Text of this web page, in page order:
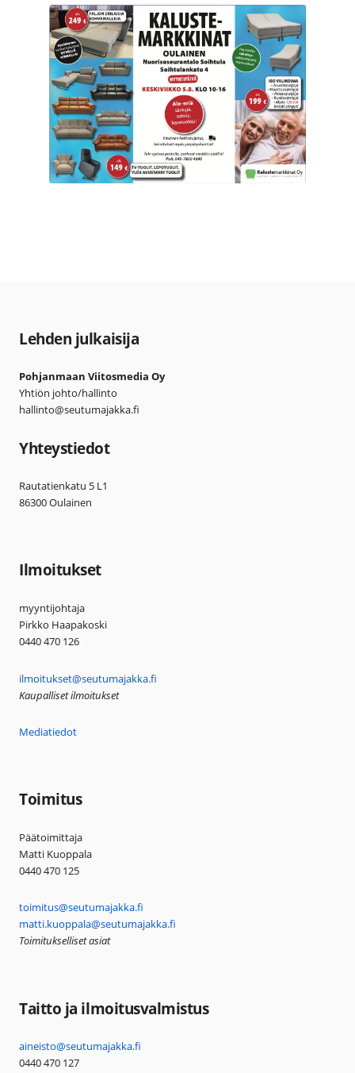
Lehden julkaisija
Pohjanmaan Viitosmedia Oy
Yhtiön johto/hallinto
hallinto@seutumajakka.fi
Yhteystiedot
Rautatienkatu 5 L1
86300 Oulainen
Ilmoitukset
myyntijohtaja
Pirkko Haapakoski
0440 470 126
ilmoitukset@seutumajakka.fi
Kaupalliset ilmoitukset
Mediatiedot
Toimitus
Päätoimittaja
Matti Kuoppala
0440 470 125
toimitus@seutumajakka.fi
matti.kuoppala@seutumajakka.fi
Toimitukselliset asiat
Taitto ja ilmoitusvalmistus
aineisto@seutumajakka.fi
0440 470 127